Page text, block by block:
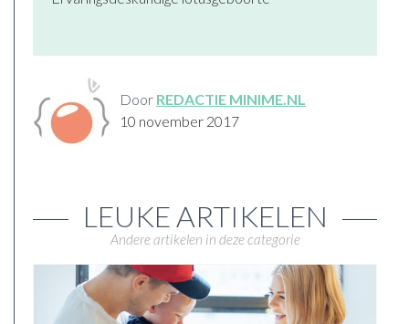
Door REDACTIE MINIME.NL
10 november 2017
LEUKE ARTIKELEN
Andere artikelen in deze categorie